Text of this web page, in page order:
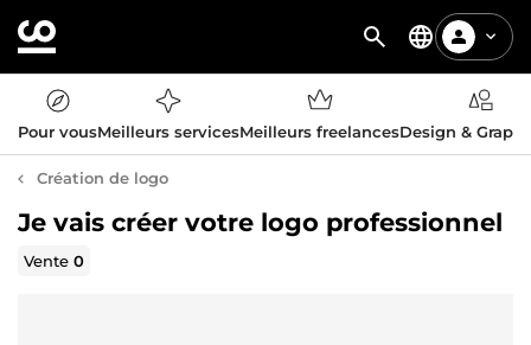
Pour vousMeilleurs servicesMeilleurs freelancesDesign &
Création de logo
Je vais créer votre logo professionnel
Vente0